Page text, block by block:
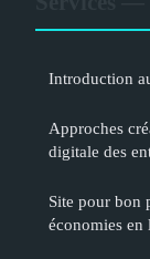
Introduction
Approches
digitale des
Site pour bon
économies en